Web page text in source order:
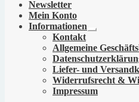
Newsletter
Mein Konto
Informationen
Untermenü
öffnen
Kontakt
Allgemeine
Liefer- und
Widerrufsrecht &
Impressum